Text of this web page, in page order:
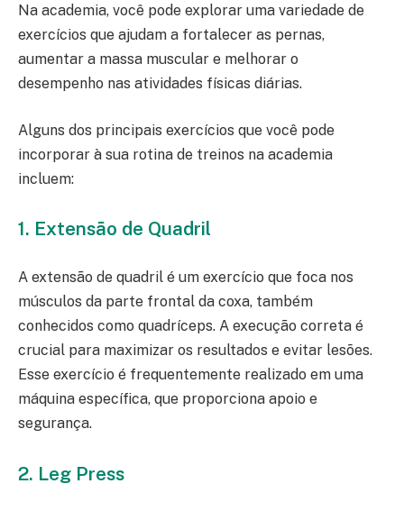
Na academia, você pode explorar uma variedade de
exercícios que ajudam a fortalecer as pernas,
aumentar a massa muscular e melhorar o
desempenho nas atividades físicas diárias.
Alguns dos principais exercícios que você pode
incorporar à sua rotina de treinos na academia
incluem:
1. Extensão de Quadril
A extensão de quadril é um exercício que foca nos
músculos da parte frontal da coxa, também
conhecidos como quadríceps. A execução correta é
crucial para maximizar os resultados e evitar lesões.
Esse exercício é frequentemente realizado em uma
máquina específica, que proporciona apoio e
segurança.
2. Leg Press